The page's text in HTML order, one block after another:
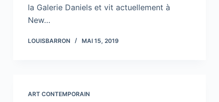
la Galerie Daniels et vit actuellement à
New…
LOUISBARRON MAI 15, 2019
ART CONTEMPORAIN